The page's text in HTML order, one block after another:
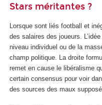
Stars méritantes ?
Lorsque sont liés football et
des salaires des joueurs.
niveau individuel ou de la
champ politique. La droite
remet en cause le libéralisme
certain consensus pour voir
des sources des maux